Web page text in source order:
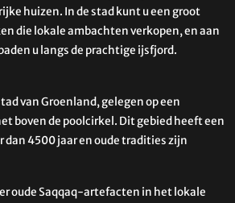
huizen. In de stad kunt u een groot
die lokale ambachten verkopen, en aan
u langs de prachtige ijsfjord.
van Groenland, gelegen op een
boven de poolcirkel. Dit gebied heeft een
dan 4500 jaar en oude tradities zijn
oude Saqqaq-artefacten in het lokale